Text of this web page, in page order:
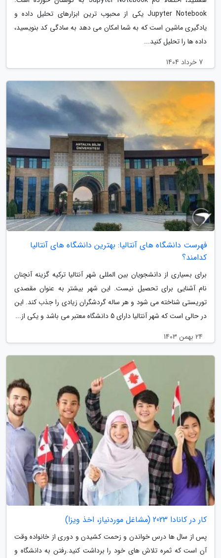
Jupyter Notebook یکی از محبوب ترین ابزارهای تحلیل داده و
یادگیری ماشین است که به شما امکان می دهد به سادگی کد بنویسید،
داده ها را تحلیل کنید...
7 خرداد 1404
فهرست دانشگاه های آنتالیا: بهترین دانشگاه های آنتالیا
کدامند؟
برای بسیاری از دانشجویان بین المللی شهر آنتالیا ترکیه گزینه آنچنان
نام آشنایی برای تحصیل نیست. این شهر بیشتر به عنوان مقصدی
توریستی شناخته می شود و هر ساله گردشگران زیادی را جذب کند. این
در حالی است که شهر آنتالیا دارای 5 دانشگاه معتبر می باشد و یکی از...
24 بهمن 1403
کار در کانادا 2023 (مشاغل موردنیاز، اخذ ویزا)
پس از سال ها درس خواندن و زحمت کشیدن و دوری از خانواده وقت
آن است که ثمره تلاش های خود را برداشت کنید.رفتن به دانشگاه و